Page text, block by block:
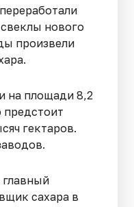
нового
произвели
на площади 8,2
предстоит
гектаров.
главный
сахара в